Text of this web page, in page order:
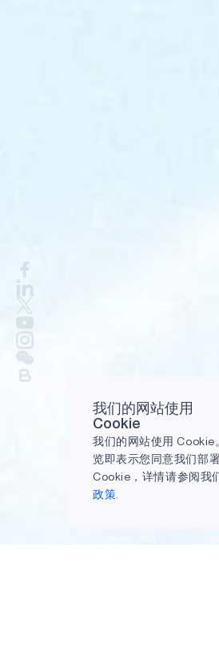
我们的网站使用
Cookie
我们的网站使用 Cookie
览即表示您同意我们部
Cookie，详情请参阅我
政策.